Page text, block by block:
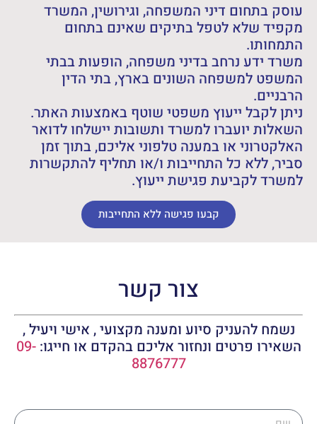
עוסק בתחום דיני המשפחה, וגירושין, המשרד
מקפיד שלא לטפל בתיקים שאינם בתחום
התמחותו.
משרד ידע נרחב בדיני משפחה, הופעות בבתי
המשפט למשפחה השונים בארץ, בתי הדין
הרבניים.
ניתן לקבל ייעוץ משפטי שוטף באמצעות האתר.
השאלות יועברו למשרד ותשובות יישלחו לדואר
האלקטרוני או במענה טלפוני אליכם, בתוך זמן
סביר, ללא כל התחייבות ו/או תחליף להתקשרות
למשרד לקביעת פגישת ייעוץ.
קבעו פגישה ללא התחייבות
צור קשר
נשמח להעניק סיוע ומענה מקצועי , אישי ויעיל ,
השאירו פרטים ונחזור אליכם בהקדם או חייגו:09-
8876777